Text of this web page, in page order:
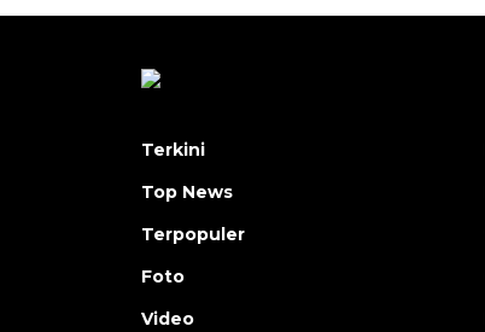
Terkini
Top News
Terpopuler
Foto
Video